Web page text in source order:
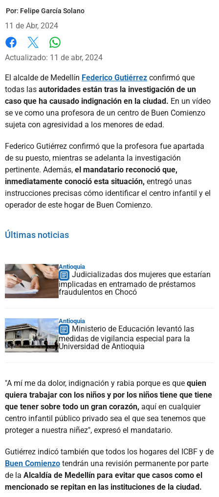
Por: Felipe García Solano
11 de Abr, 2024
Facebook
X
Actualizado: 11 de abr, 2024
El alcalde de Medellín Federico Gutiérrez confirmó que
todas las autoridades están tras la investigación de un
caso que ha causado indignación en la ciudad. En un vídeo
se ve como una profesora de un centro de Buen Comienzo
sujeta con agresividad a los menores de edad.
Federico Gutiérrez confirmó que la profesora fue apartada
de su puesto, mientras se adelanta la investigación
pertinente. Además, el mandatario reconoció que,
inmediatamente conoció esta situación, entregó unas
instrucciones precisas cómo identificar el centro infantil y el
operador de este hogar de Buen Comienzo.
Últimas noticias
Antioquia
Judicializadas dos mujeres que estarían
implicadas en entramado de préstamos
fraudulentos en Chocó
Antioquia
Ministerio de Educación levantó las
medidas de vigilancia especial para la
Universidad de Antioquia
"A mí me da dolor, indignación y rabia porque es que quien
quiera trabajar con los niños y por los niños tiene que tiene
que tener sobre todo un gran corazón, aquí en cualquier
centro infantil público privado sea el que sea tenemos que
proteger a nuestra niñez", expresó el mandatario.
Gutiérrez indicó también que todos los hogares del ICBF y de
Buen Comienzo tendrán una revisión permanente por parte
de la Alcaldía de Medellín para evitar que casos como el
mencionado se repitan en las instituciones de la ciudad.